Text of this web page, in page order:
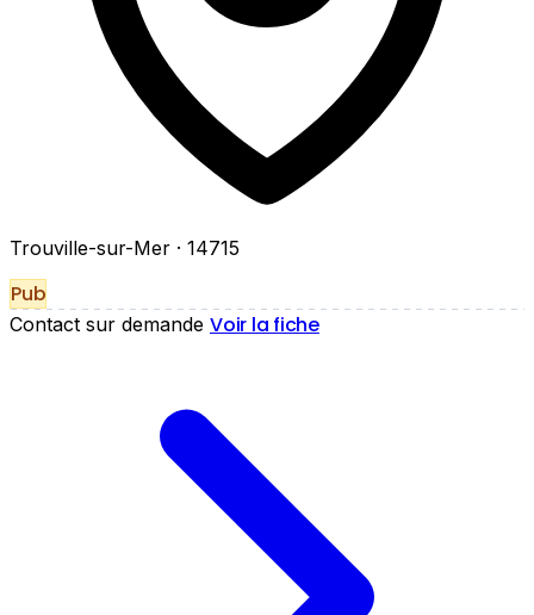
Trouville-sur-Mer · 14715
Pub
Contact sur demande Voir la fiche